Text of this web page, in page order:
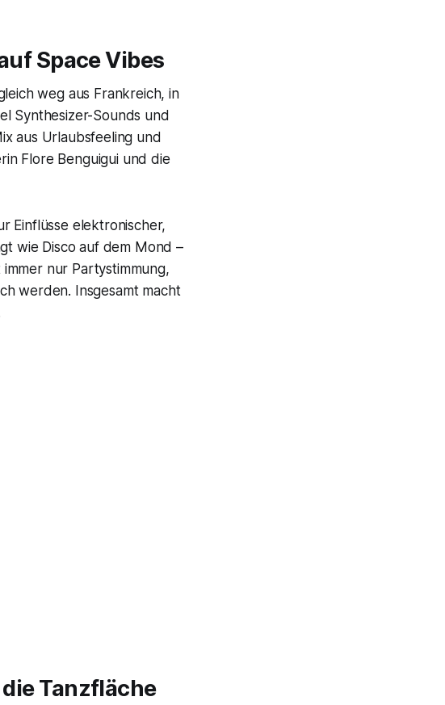
Space Vibes
weg aus Frankreich, in
Synthesizer-Sounds und
aus Urlaubsfeeling und
Flore Benguigui und die
Einflüsse elektronischer,
wie Disco auf dem Mond –
nur Partystimmung,
werden. Insgesamt macht
Tanzfläche